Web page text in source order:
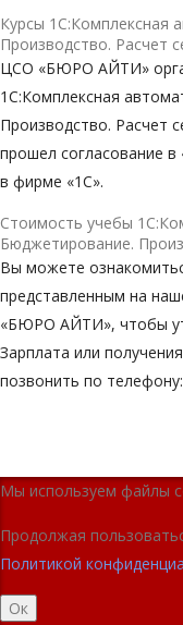
Курсы 1С:Комплексная
Производство. Расчет
ЦСО «БЮРО АЙТИ»
1С:Комплексная
Производство. Расчет
прошел согласование в
в фирме «1С».
Стоимость учебы
Бюджетирование.
Вы можете
представленным на
«БЮРО АЙТИ», чтобы
Зарплата или
позвонить по
Мы используем файлы
Продолжая
Политикой
Ок